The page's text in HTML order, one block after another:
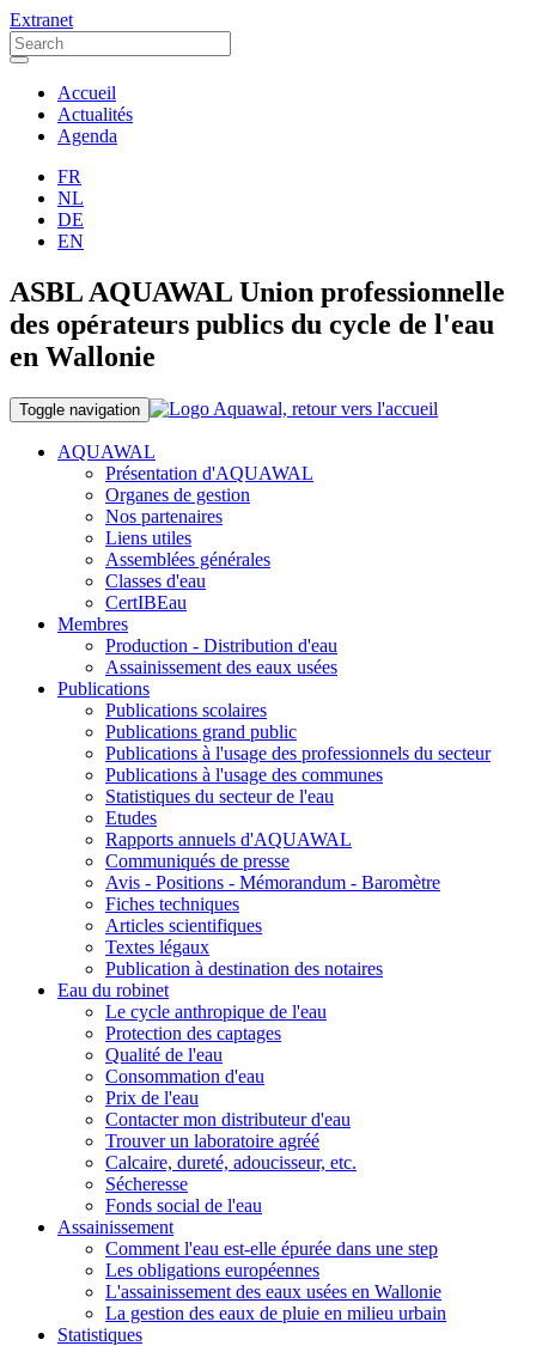
Extranet
Accueil
Actualités
Agenda
FR
NL
DE
EN
ASBL AQUAWAL Union professionnelle
des opérateurs publics du cycle de l'eau
en Wallonie
Toggle navigation
AQUAWAL
Présentation d'AQUAWAL
Organes de gestion
Nos partenaires
Liens utiles
Assemblées générales
Classes d'eau
CertIBEau
Membres
Production - Distribution d'eau
Assainissement des eaux usées
Publications
Publications scolaires
Publications grand public
Publications à l'usage des professionnels du secteur
Publications à l'usage des communes
Statistiques du secteur de l'eau
Etudes
Rapports annuels d'AQUAWAL
Communiqués de presse
Avis - Positions - Mémorandum - Baromètre
Fiches techniques
Articles scientifiques
Textes légaux
Publication à destination des notaires
Eau du robinet
Le cycle anthropique de l'eau
Protection des captages
Qualité de l'eau
Consommation d'eau
Prix de l'eau
Contacter mon distributeur d'eau
Trouver un laboratoire agréé
Calcaire, dureté, adoucisseur, etc.
Sécheresse
Fonds social de l'eau
Assainissement
Comment l'eau est-elle épurée dans une step
Les obligations européennes
L'assainissement des eaux usées en Wallonie
La gestion des eaux de pluie en milieu urbain
Statistiques